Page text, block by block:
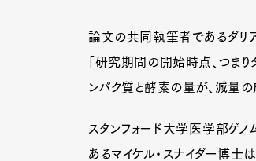
論文の共同執筆者であるダリ
「研究期間の開始時点、つま
ンパク質と酵素の量が、減量の
スタンフォード大学医学部ゲ
あるマイケル・スナイダー博士